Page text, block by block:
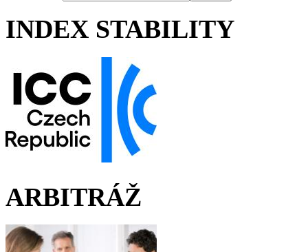
INDEX STABILITY
ARBITRÁŽ